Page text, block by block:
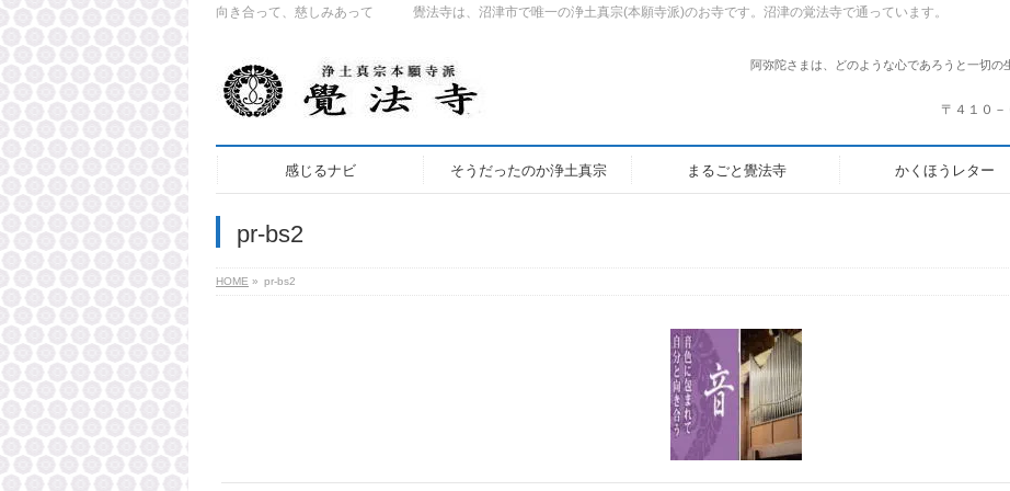
向き合って、慈しみあって 覺法寺は、沼津市で唯一の浄土真宗(本願寺派)のお寺です。沼津の覚法寺で通っています。
阿弥陀さまは、どのような心であろうと一切の
〒４１０
感じるナビ そうだったのか浄土真宗 まるごと覺法寺 かくほうレター
pr-bs2
HOME » pr-bs2